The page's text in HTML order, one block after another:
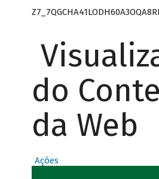
do
da Web
Ações